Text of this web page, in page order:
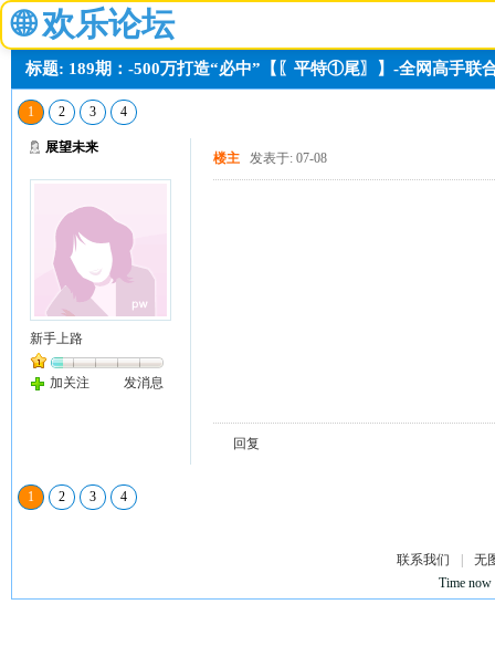
🌐 欢乐论坛
标题: 189期：-500万打造“必中”【〖平特①尾〗】-全网高手联
1 2 3 4
展望未来
新手上路
加关注 发消息
楼主 发表于: 07-08
回复
1 2 3 4
联系我们
无
Time now